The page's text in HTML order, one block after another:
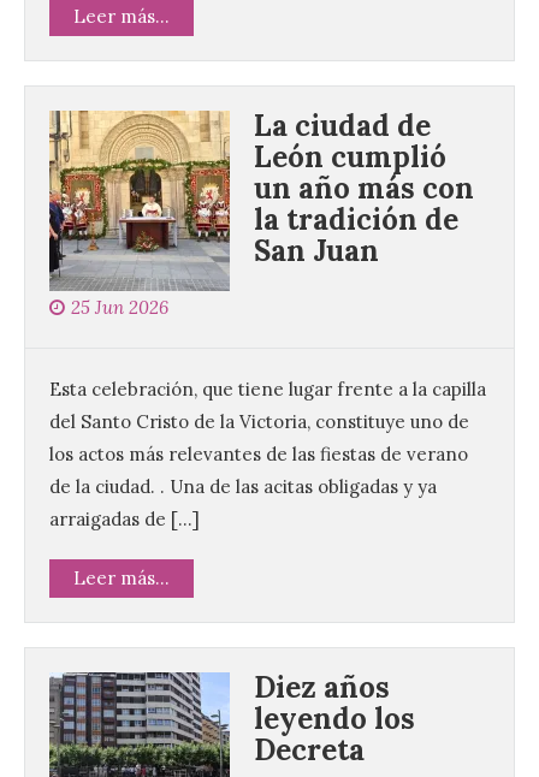
Leer más...
La ciudad de
León cumplió
un año más con
la tradición de
San Juan
25 Jun 2026
Esta celebración, que tiene lugar frente a la capilla
del Santo Cristo de la Victoria, constituye uno de
los actos más relevantes de las fiestas de verano
de la ciudad. . Una de las acitas obligadas y ya
arraigadas de […]
Leer más...
Diez años
leyendo los
Decreta